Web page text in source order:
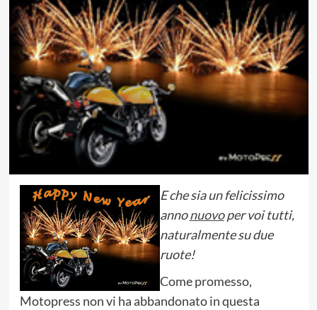
E che sia un felicissimo
annonuovoper voi tutti,
naturalmente su due
ruote!
Come promesso,
Motopress non vi ha abbandonato in questa